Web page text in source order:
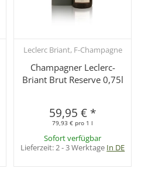
Leclerc Briant, F-Champagne
Champagner Leclerc-
Briant Brut Reserve 0,75l
59,95 € *
79,93 € pro 1 l
Sofort verfügbar
Lieferzeit:2 - 3 Werktage In DE